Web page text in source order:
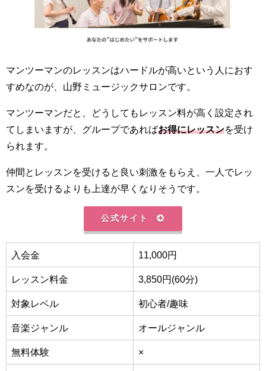
マンツーマンのレッスンはハードルが高いという人におす
すめなのが、山野ミュージックサロンです。
マンツーマンだと、どうしてもレッスン料が高く設定され
てしまいますが、グループであればお得にレッスンを受け
られます。
仲間とレッスンを受けると良い刺激をもらえ、一人でレッ
スンを受けるよりも上達が早くなりそうです。
公式サイト
入会金 11,000円
レッスン料金 3,850円(60分)
対象レベル 初心者/趣味
音楽ジャンル オールジャンル
無料体験 ×